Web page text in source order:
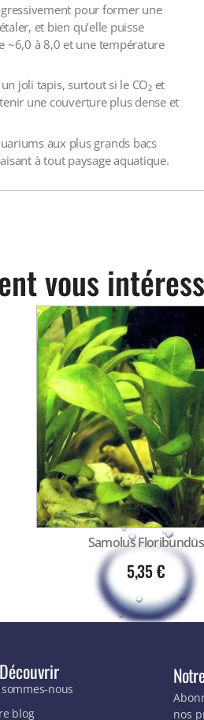
pour former une
et bien qu’elle puisse
~6,0 à 8,0 et une température
joli tapis, surtout si le CO₂ et
une couverture plus dense et
aux plus grands bacs
à tout paysage aquatique.
vous
Samolus Floribundus
5,35€
nous
blog
nos